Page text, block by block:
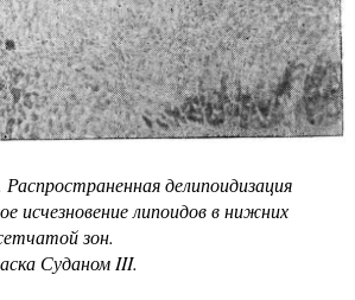
делипоидизация
исчезновение липоидов в нижних
зон.
Суданом III.